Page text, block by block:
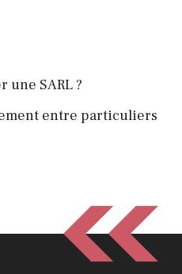
une SARL ?
entre particuliers